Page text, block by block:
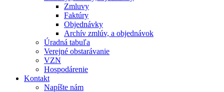
Zmluvy
Faktúry
Objednávky
Archív zmlúv, a objednávok
Úradná tabuľa
Verejné obstarávanie
VZN
Hospodárenie
Kontakt
Napíšte nám